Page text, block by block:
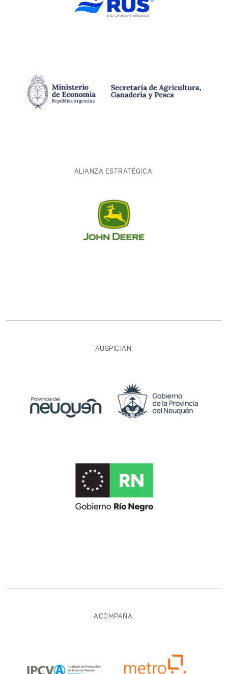
ALIANZA ESTRATÉGICA:
AUSPICIAN:
ACOMPAÑA: